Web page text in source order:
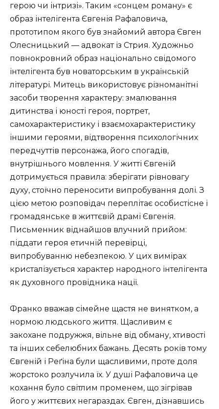
герою чи інтризі». Таким «сонцем роману» є
образ інтелігента Євгенія Рафаловича,
прототипом якого був знайомий автора Євген
Олесницький — адвокат із Стрия. Художньо
повнокровний образ національно свідомого
інтелігента був новаторським в українській
літературі. Митець використовує різноманітні
засоби творення характеру: змалювання
дитинства і юності героя, портрет,
самохарактеристику і взаємохарактеристику
іншими героями, відтворення психологічних
передчуттів персонажа, його спогадів,
внутрішнього мовлення. У житті Євгеній
дотримується правила: зберігати рівновагу
духу, стоїчно переносити випробування долі. З
цією метою розповідач переплітає особистісне і
громадянське в життєвій драмі Євгенія.
Письменник віднайшов влучний прийом:
піддати героя етичній перевірці,
випробуванню небезпекою. У цих вимірах
кристалізується характер народного інтелігента
як духовного провідника нації.
Франко вважав сімейне щастя не винятком, а
нормою людського життя. Щасливим є
закохане подружжя, вільне від обману, хтивості
та інших себелюбних бажань. Десять років тому
Євгеній і Реґіна були щасливими, проте доля
жорстоко розлучила їх. У душі Рафаловича це
кохання було світлим променем, що зігрівав
його у життєвих негараздах. Євген, дізнавшись